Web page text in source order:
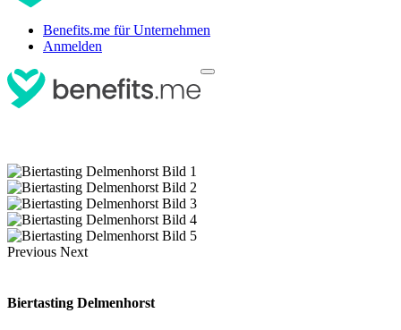
Benefits.me für Unternehmen
Anmelden
Previous Next
Biertasting Delmenhorst